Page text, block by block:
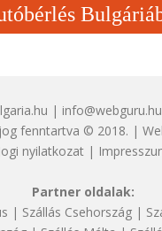
|
fenntartva © 2018. |
Jogi nyilatkozat |
Partner oldalak:
| Szállás Csehország|